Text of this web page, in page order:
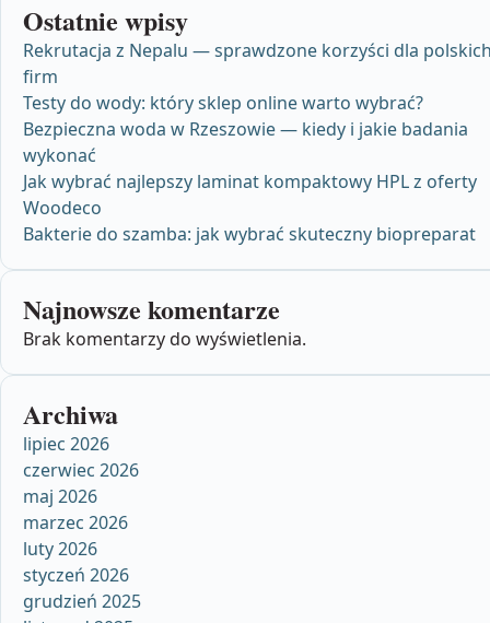
Ostatnie wpisy
Rekrutacja z Nepalu — sprawdzone korzyści dla
firm
Testy do wody: który sklep online warto wybrać?
Bezpieczna woda w Rzeszowie — kiedy i jakie badania
wykonać
Jak wybrać najlepszy laminat kompaktowy HPL z oferty
Woodeco
Bakterie do szamba: jak wybrać skuteczny biopreparat
Najnowsze komentarze
Brak komentarzy do wyświetlenia.
Archiwa
lipiec 2026
czerwiec 2026
maj 2026
marzec 2026
luty 2026
styczeń 2026
grudzień 2025